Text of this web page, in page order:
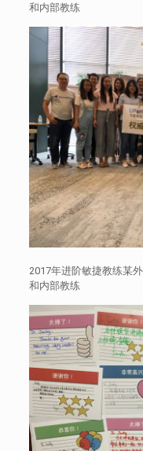
和内部教练
2017年进阶敏捷教练某
和内部教练